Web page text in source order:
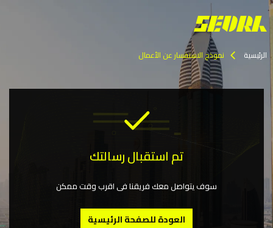
الرئيسية نموذج الاستفسار عن الأعمال
تم استقبال رسالتك
سوف يتواصل معك فريقنا فى اقرب وقت ممكن
العودة للصفحة الرئيسية